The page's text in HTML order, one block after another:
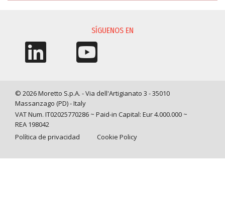
SÍGUENOS EN
© 2026 Moretto S.p.A. - Via dell'Artigianato 3 - 35010
Massanzago (PD) - Italy
VAT Num. IT02025770286 ~ Paid-in Capital: Eur 4.000.000 ~
REA 198042
Política de privacidad
Cookie Policy